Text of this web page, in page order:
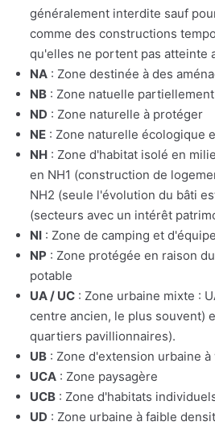
généralement interdite sauf
comme des constructions
qu'elles ne portent pas atteinte
NA : Zone destinée à des
NB : Zone natuelle
ND : Zone naturelle à protéger
NE : Zone naturelle écologique
NH : Zone d'habitat isolé en
en NH1 (construction de
NH2 (seule l'évolution du bâti
(secteurs avec un intérêt
NI : Zone de camping et
NP : Zone protégée en raison
potable
UA / UC : Zone urbaine mixte :
centre ancien, le plus souvent)
quartiers pavillionnaires).
UB : Zone d'extension urbaine
UCA : Zone paysagère
UCB : Zone d'habitats
UD : Zone urbaine à faible